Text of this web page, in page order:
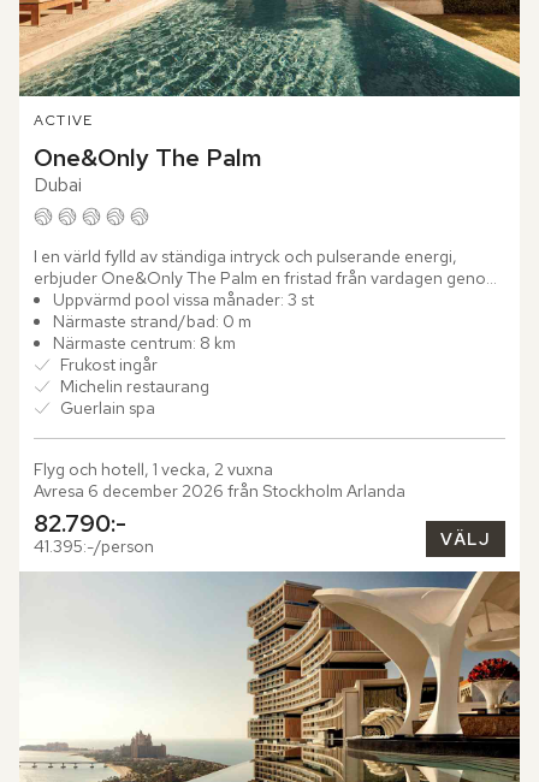
ACTIVE
One&Only The Palm
Dubai
I en värld fylld av ständiga intryck och pulserande energi,
erbjuder One&Only The Palm en fristad från vardagen genom
sofistikerad elegans och fullständig avskildhet. Med sitt läge...
Uppvärmd pool vissa månader: 3 st
Närmaste strand/bad: 0 m
Närmaste centrum: 8 km
Frukost ingår
Michelin restaurang
Guerlain spa
Flyg och hotell, 1 vecka, 2 vuxna
Avresa 6 december 2026 från Stockholm Arlanda
82.790:-
41.395:-/person VÄLJ